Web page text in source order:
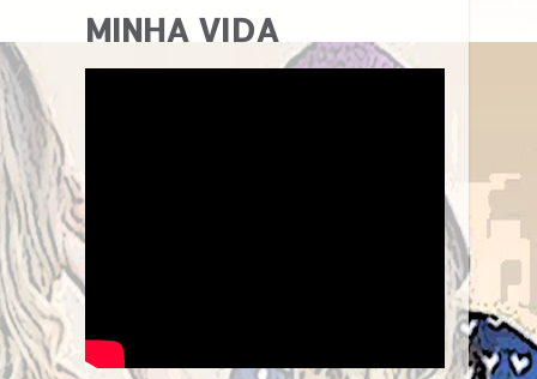
MINHA VIDA